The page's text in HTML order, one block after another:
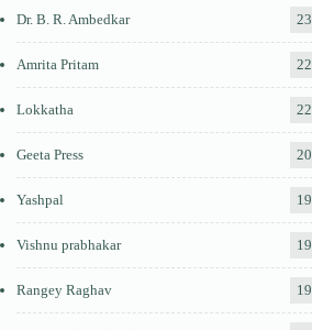
Dr. B. R. Ambedkar 23
Amrita Pritam 22
Lokkatha 22
Geeta Press 20
Yashpal 19
Vishnu prabhakar 19
Rangey Raghav 19